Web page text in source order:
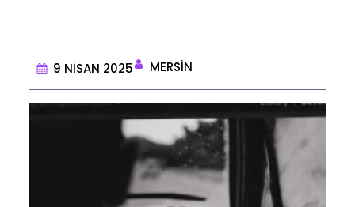
9 NISAN 2025 MERSIN